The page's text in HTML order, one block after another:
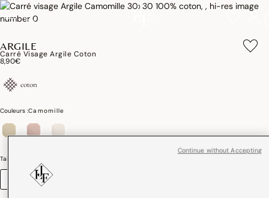
ARGILE
Carré Visage Argile Coton
8,90€
coton
Couleurs :Camomille
Taille (cm)
30 x 30
Continue without Accepting